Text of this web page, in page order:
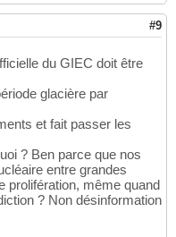
#9
du GIEC doit être
glacière par
et fait passer les
? Ben parce que nos
entre grandes
prolifération, même quand
? Non désinformation